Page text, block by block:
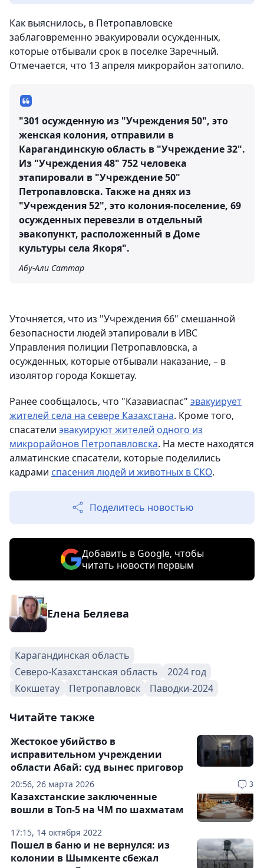
Как выяснилось, в Петропавловске
заблаговременно эвакуировали осужденных,
которые отбывали срок в поселке Заречный.
Отмечается, что 13 апреля микрорайон затопило.
"301 осужденную из "Учреждения 50", это
женская колония, отправили в
Карагандинскую область в "Учреждение 32".
Из "Учреждения 48" 752 человека
этапировали в "Учреждение 50"
Петропавловска. Также на днях из
"Учреждения 52", это колония-поселение, 69
осужденных перевезли в отдельный
эвакопункт, расположенный в Доме
культуры села Якоря".
Абу-Али Саттар
Уточняется, что из "Учреждения 66" смешанной
безопасности людей этапировали в ИВС
Управления полиции Петропавловска, а
осужденных, которые отбывали наказание, – в
изолятор города Кокшетау.
Ранее сообщалось, что "Казавиаспас" эвакуирует
жителей села на севере Казахстана. Кроме того,
спасатели эвакуируют жителей одного из
микрорайонов Петропавловска. На месте находятся
алматинские спасатели, которые поделились
кадрами спасения людей и животных в СКО.
Поделитесь новостью
Добавить в Google, чтобы
читать новости первым
Елена Беляева
Карагандинская область
Северо-Казахстанская область
2024 год
Кокшетау
Петропавловск Паводки-2024
Читайте также
20:56, 26 марта 2026 3
Жестокое убийство в
исправительном учреждении
области Абай: суд вынес приговор
17:15, 14 октября 2022
Казахстанские заключенные
вошли в Топ-5 на ЧМ по шахматам
Пошел в баню и не вернулся: из
колонии в Шымкенте сбежал